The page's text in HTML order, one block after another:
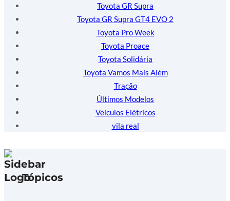
Toyota GR Supra
Toyota GR Supra GT4 EVO 2
Toyota Pro Week
Toyota Proace
Toyota Solidária
Toyota Vamos Mais Além
Tração
Últimos Modelos
Veículos Elétricos
vila real
Tópicos